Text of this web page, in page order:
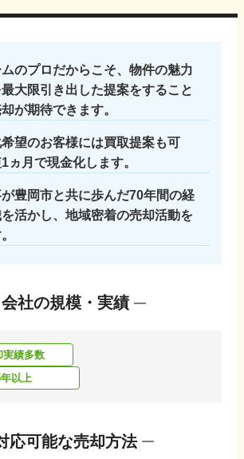
ムのプロだからこそ、物件の魅力
大限引き出した提案をすること
が期待できます。
希望のお客様には買取提案も可
ヵ月で現金化します。
豊岡市と共に歩んだ70年間の経
活かし、地域密着の売却活動を
会社の規模・実績
実績多数
以上
応可能な売却方法